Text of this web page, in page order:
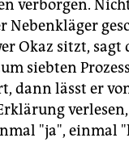
verborgen.
Nebenkläger
Okaz sitzt, sagt
siebten
dann lässt er
"ja", einmal